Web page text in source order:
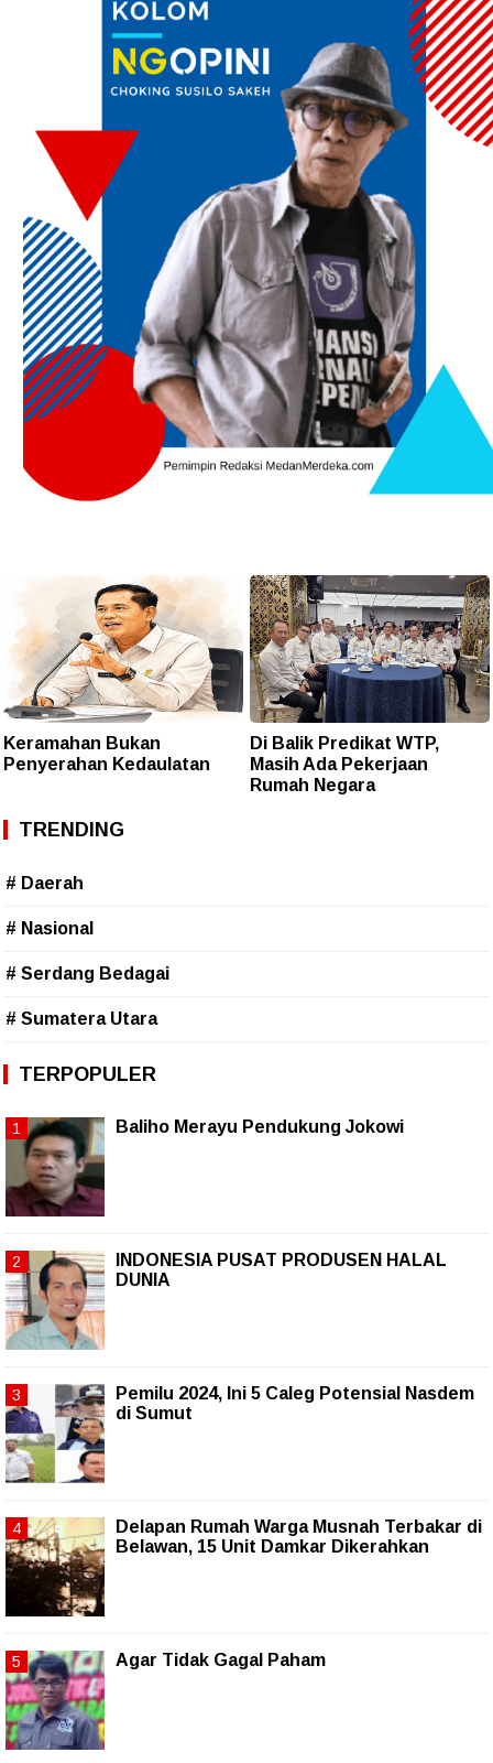
Keramahan Bukan
Penyerahan Kedaulatan
Di Balik Predikat WTP,
Masih Ada Pekerjaan
Rumah Negara
TRENDING
# Daerah
# Nasional
# Serdang Bedagai
# Sumatera Utara
TERPOPULER
Baliho Merayu Pendukung Jokowi
INDONESIA PUSAT PRODUSEN HALAL
DUNIA
Pemilu 2024, Ini 5 Caleg Potensial Nasdem
di Sumut
Delapan Rumah Warga Musnah Terbakar di
Belawan, 15 Unit Damkar Dikerahkan
Agar Tidak Gagal Paham